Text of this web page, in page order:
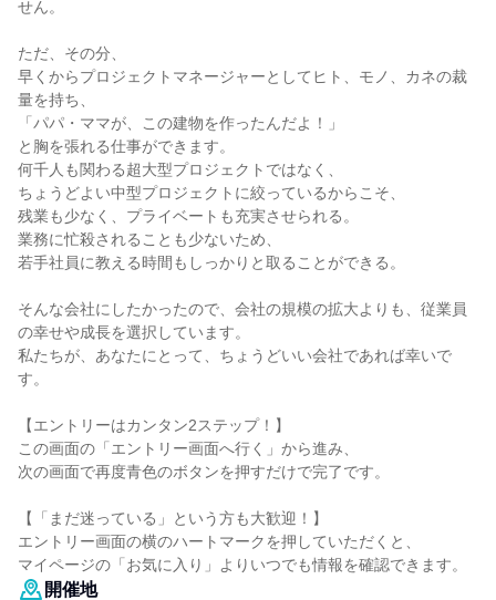
せん。
ただ、その分、
早くからプロジェクトマネージャーとしてヒト、モノ、カネの裁
量を持ち、
「パパ・ママが、この建物を作ったんだよ！」
と胸を張れる仕事ができます。
何千人も関わる超大型プロジェクトではなく、
ちょうどよい中型プロジェクトに絞っているからこそ、
残業も少なく、プライベートも充実させられる。
業務に忙殺されることも少ないため、
若手社員に教える時間もしっかりと取ることができる。
そんな会社にしたかったので、会社の規模の拡大よりも、従業員
の幸せや成長を選択しています。
私たちが、あなたにとって、ちょうどいい会社であれば幸いで
す。
【エントリーはカンタン2ステップ！】
この画面の「エントリー画面へ行く」から進み、
次の画面で再度青色のボタンを押すだけで完了です。
【「まだ迷っている」という方も大歓迎！】
エントリー画面の横のハートマークを押していただくと、
マイページの「お気に入り」よりいつでも情報を確認できます。
開催地